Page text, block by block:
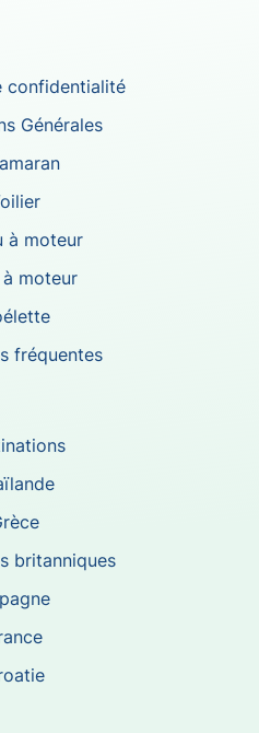
confidentialité
Générales
à moteur
moteur
fréquentes
britanniques